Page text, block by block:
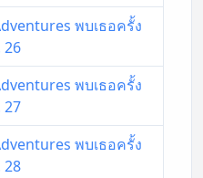
พบเธอครั้ง
26
พบเธอครั้ง
27
พบเธอครั้ง
28